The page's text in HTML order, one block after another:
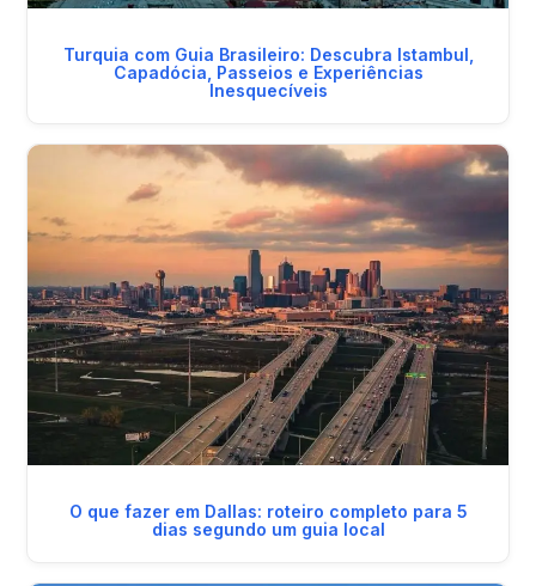
Turquia com Guia Brasileiro: Descubra Istambul,
Capadócia, Passeios e Experiências
Inesquecíveis
O que fazer em Dallas: roteiro completo para 5
dias segundo um guia local